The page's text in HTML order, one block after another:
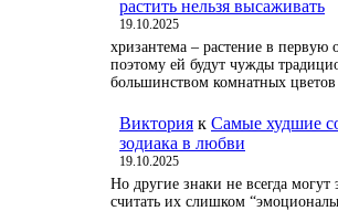
растить нельзя высаживать
19.10.2025
хризантема – растение в первую
поэтому ей будут чужды
большинством комнатных цветов
Виктория к Самые худшие
зодиака в любви
19.10.2025
Но другие знаки не всегда могут
считать их слишком